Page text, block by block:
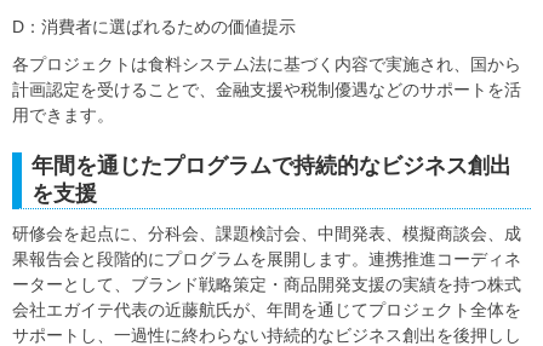
D：消費者に選ばれるための価値提示
各プロジェクトは食料システム法に基づく内容で実施され、国から
計画認定を受けることで、金融支援や税制優遇などのサポートを活
用できます。
年間を通じたプログラムで持続的なビジネス創出
を支援
研修会を起点に、分科会、課題検討会、中間発表、模擬商談会、成
果報告会と段階的にプログラムを展開します。連携推進コーディネ
ーターとして、ブランド戦略策定・商品開発支援の実績を持つ株式
会社エガイテ代表の近藤航氏が、年間を通じてプロジェクト全体を
サポートし、一過性に終わらない持続的なビジネス創出を後押しし